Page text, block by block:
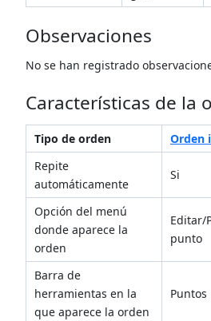
Observaciones
No se han registrado
Características de la
Tipo de orden
Orden
Repite
automáticamente
Si
Opción del menú
donde aparece la
orden
Editar/
punto
Barra de
herramientas en la
que aparece la orden
Puntos